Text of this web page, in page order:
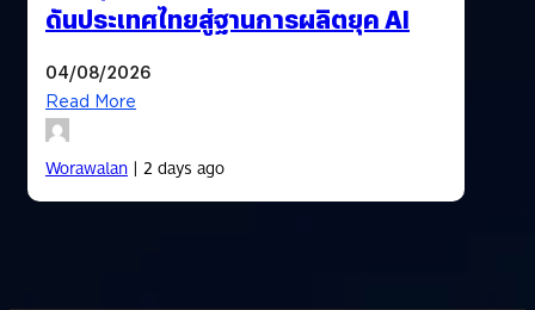
ดันประเทศไทยสู่ฐานการผลิตยุค AI
04/08/2026
Read More
Worawalan| 2 days ago